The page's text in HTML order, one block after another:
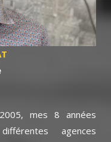
élaborer ensemble
mes 8 années
agences